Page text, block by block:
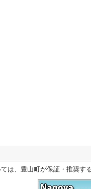
は、豊山町が保証・推奨す